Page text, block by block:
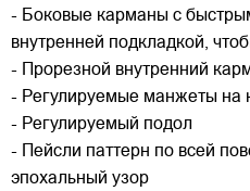
- Боковые карманы с
внутренней подкладкой,
- Прорезной внутренний
- Регулируемые манжеты на
- Регулируемый подол
- Пейсли паттерн по всей
эпохальный узор